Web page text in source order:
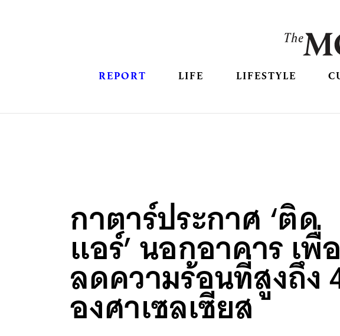
REPORT LIFE LIFESTYLE
กาตาร์ประกาศ ‘ติด
แอร์’ นอกอาคาร เพื่อ
ลดความร้อนที่สูงถึง
องศาเซลเซียส